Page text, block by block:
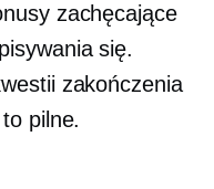
zachęcające
się.
zakończenia
pilne.